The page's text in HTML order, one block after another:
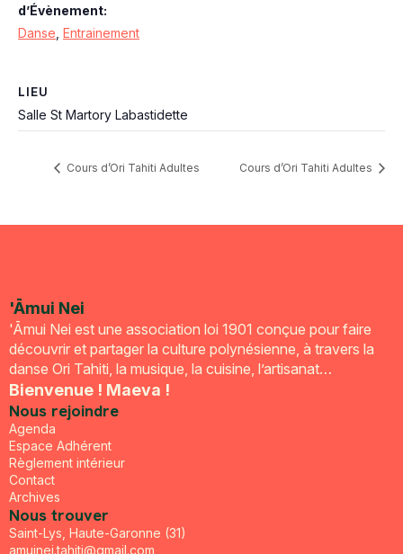
d’Évènement:
Danse Entrainement
LIEU
Salle St Martory Labastidette
Cours d’Ori Tahiti Adultes Cours d’Ori Tahiti Adultes
'Āmui Nei
'Āmui Nei est une association loi 1901 conçue pour faire
découvrir et partager la culture polynésienne, à travers la
danse Ori Tahiti, la musique, la cuisine, l’artisanat…
Bienvenue ! Maeva !
Nous rejoindre
Agenda
Espace Adhérent
Règlement intérieur
Contact
Archives
Nous trouver
Saint-Lys, Haute-Garonne (31)
amuinei.tahiti@gmail.com